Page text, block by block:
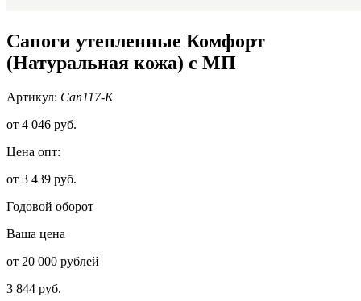
Сапоги утепленные Комфорт
(Натуральная кожа) с МП
Артикул: Сап117-К
от 4 046 руб.
Цена опт:
от 3 439 руб.
Годовой оборот
Ваша цена
от 20 000 рублей
3 844 руб.